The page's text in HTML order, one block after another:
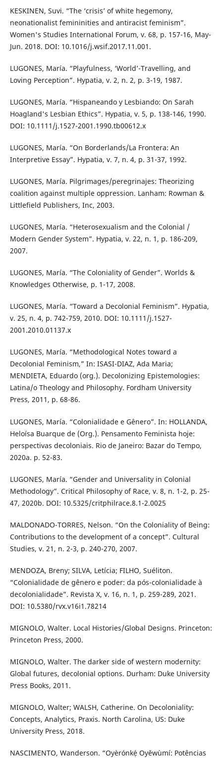
KESKINEN, Suvi. “The ‘crisis’ of white hegemony,
neonationalist femininities and antiracist feminism”.
Women's Studies International Forum, v. 68, p. 157-16, May-
Jun. 2018. DOI: 10.1016/j.wsif.2017.11.001.
LUGONES, María. “Playfulness, ‘World’-Travelling, and
Loving Perception”. Hypatia, v. 2, n. 2, p. 3-19, 1987.
LUGONES, María. “Hispaneando y Lesbiando: On Sarah
Hoagland's Lesbian Ethics”. Hypatia, v. 5, p. 138-146, 1990.
DOI: 10.1111/j.1527-2001.1990.tb00612.x
LUGONES, María. “On Borderlands/La Frontera: An
Interpretive Essay”. Hypatia, v. 7, n. 4, p. 31-37, 1992.
LUGONES, María. Pilgrimages/peregrinajes: Theorizing
coalition against multiple oppression. Lanham: Rowman &
Littlefield Publishers, Inc, 2003.
LUGONES, María. “Heterosexualism and the Colonial /
Modern Gender System”. Hypatia, v. 22, n. 1, p. 186-209,
2007.
LUGONES, María. “The Coloniality of Gender”. Worlds &
Knowledges Otherwise, p. 1-17, 2008.
LUGONES, María. “Toward a Decolonial Feminism”. Hypatia,
v. 25, n. 4, p. 742-759, 2010. DOI: 10.1111/j.1527-
2001.2010.01137.x
LUGONES, María. “Methodological Notes toward a
Decolonial Feminism,” In: ISASI-DIAZ, Ada Maria;
MENDIETA, Eduardo (org.). Decolonizing Epistemologies:
Latina/o Theology and Philosophy. Fordham University
Press, 2011, p. 68-86.
LUGONES, María. “Colonialidade e Gênero”. In: HOLLANDA,
Heloísa Buarque de (Org.). Pensamento Feminista hoje:
perspectivas decoloniais. Rio de Janeiro: Bazar do Tempo,
2020a. p. 52-83.
LUGONES, María. “Gender and Universality in Colonial
Methodology”. Critical Philosophy of Race, v. 8, n. 1-2, p. 25-
47, 2020b. DOI: 10.5325/critphilrace.8.1-2.0025
MALDONADO-TORRES, Nelson. “On the Coloniality of Being:
Contributions to the development of a concept”. Cultural
Studies, v. 21, n. 2-3, p. 240-270, 2007.
MENDOZA, Breny; SILVA, Letícia; FILHO, Suéliton.
“Colonialidade de gênero e poder: da pós-colonialidade à
decolonialidade”. Revista X, v. 16, n. 1, p. 259-289, 2021.
DOI: 10.5380/rvx.v16i1.78214
MIGNOLO, Walter. Local Histories/Global Designs. Princeton:
Princeton Press, 2000.
MIGNOLO, Walter. The darker side of western modernity:
Global futures, decolonial options. Durham: Duke University
Press Books, 2011.
MIGNOLO, Walter; WALSH, Catherine. On Decoloniality:
Concepts, Analytics, Praxis. North Carolina, US: Duke
University Press, 2018.
NASCIMENTO, Wanderson. “Oyèrónkẹ́ Oyěwùmí: Potências